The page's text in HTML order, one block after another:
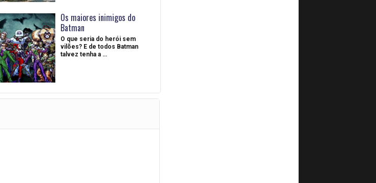
Os maiores inimigos do
Batman
O que seria do herói sem
vilões? E de todos Batman
talvez tenha a …